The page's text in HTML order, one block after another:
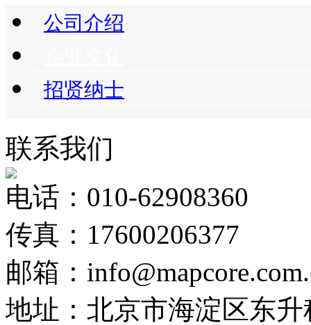
公司介绍
招贤纳士
联系我们
电话：010-62908360
传真：17600206377
邮箱：
地址：北京市海淀区东